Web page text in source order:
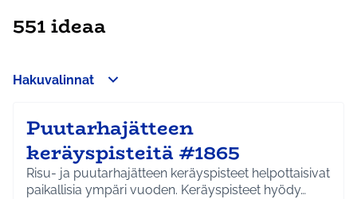
551 ideaa
Hakuvalinnat
Puutarhajätteen
keräyspisteitä #1865
Risu- ja puutarhajätteen keräyspisteet helpottaisivat
paikallisia ympäri vuoden. Keräyspisteet hyödy…